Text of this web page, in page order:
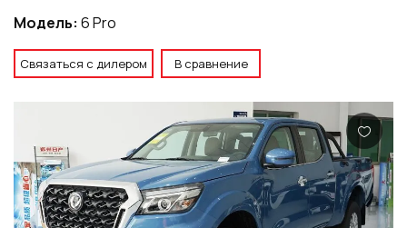
Модель: 6 Pro
Связаться с дилером В сравнение